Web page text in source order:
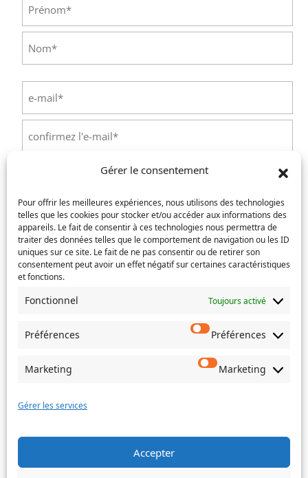
Gérer le consentement
Pour offrir les meilleures expériences, nous utilisons des technologies
telles que les cookies pour stocker et/ou accéder aux informations des
appareils. Le fait de consentir à ces technologies nous permettra de
traiter des données telles que le comportement de navigation ou les ID
uniques sur ce site. Le fait de ne pas consentir ou de retirer son
consentement peut avoir un effet négatif sur certaines caractéristiques
et fonctions.
Fonctionnel Toujours activé
Préférences Préférences
Marketing Marketing
Gérer les services
Accepter
Prénom
mail(Nécessaire)
Saisissez
un
e-
(Nécessaire)
Service concerné(Nécessaire)
Si votre demande concerne des actes de naissance et/ou
de mariage, choisissez l'Etat-Civil comme service
Objet
Envoyer